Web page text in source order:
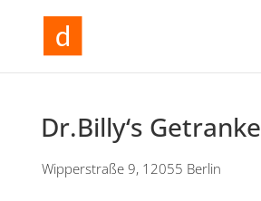
Dr.Billy‘s Getranke
Wipperstraße 9, 12055 Berlin